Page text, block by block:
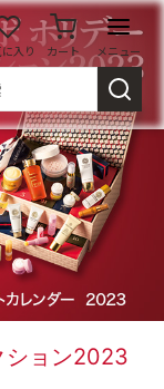
入り カート メニュー
ログイン
マイページ
ション2023